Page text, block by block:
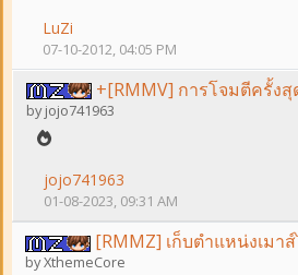
LuZi
07-10-2012, 04:05 PM
+[RMMV] การโจมตีครั้ง
byjojo741963
jojo741963
01-08-2023, 09:31 AM
[RMMZ] เก็บตำแหน่งเมา
byXthemeCore